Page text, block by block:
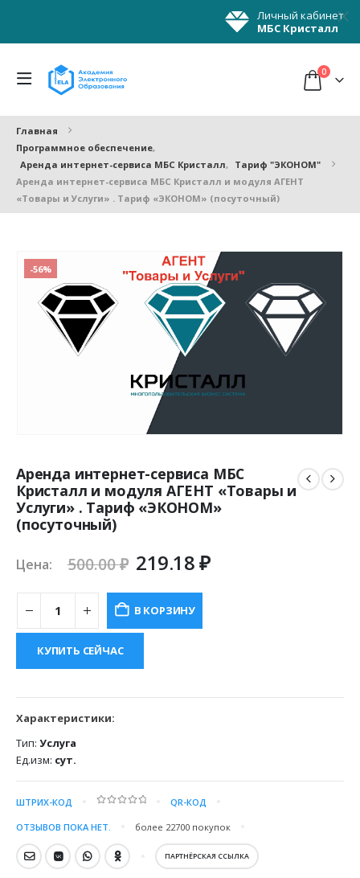
Личный кабинет
МБС Кристалл
0
Главная
Программное обеспечение,
Аренда интернет-сервиса МБС Кристалл, Тариф "ЭКОНОМ"
Аренда интернет-сервиса МБС Кристалл и модуля АГЕНТ
«Товары и Услуги» . Тариф «ЭКОНОМ» (посуточный)
-56%
Аренда интернет-сервиса МБС
Кристалл и модуля АГЕНТ «Товары и
Услуги» . Тариф «ЭКОНОМ»
(посуточный)
Цена: 500.00₽ Первоначальная
составляла
500.00 ₽.
219.18₽Текущая
В КОРЗИНУ
КУПИТЬ СЕЙЧАС
Характеристики:
Тип: Услуга
Ед.изм: сут.
ШТРИХ-КОД QR-КОД
ОТЗЫВОВ ПОКА НЕТ. более 22700 покупок
ПАРТНЁРСКАЯ ССЫЛКА